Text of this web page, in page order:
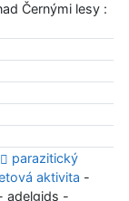
Černými lesy :
parazitický
aktivita -
adelgids -